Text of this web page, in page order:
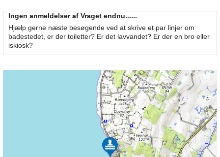
Ingen anmeldelser af Vraget endnu......
Hjælp gerne næste besøgende ved at skrive et par linjer om
badestedet, er der toiletter? Er det lavvandet? Er der en bro eller
iskiosk?